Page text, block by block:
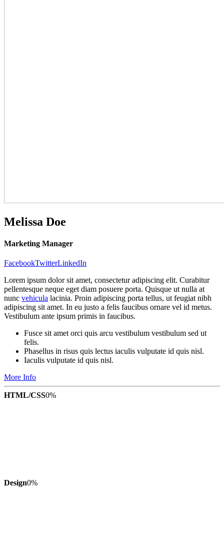
Melissa Doe
Marketing Manager
FacebookTwitterLinkedIn
Lorem ipsum dolor sit amet, consectetur adipiscing elit. Curabitur
pellentesque neque eget diam posuere porta. Quisque ut nulla at
nunc vehicula lacinia. Proin adipiscing porta tellus, ut feugiat nibh
adipiscing sit amet. In eu justo a felis faucibus ornare vel id metus.
Vestibulum ante ipsum primis in faucibus.
Fusce sit amet orci quis arcu vestibulum vestibulum sed ut
felis.
Phasellus in risus quis lectus iaculis vulputate id quis nisl.
Iaculis vulputate id quis nisl.
More Info
HTML/CSS0%
Design0%